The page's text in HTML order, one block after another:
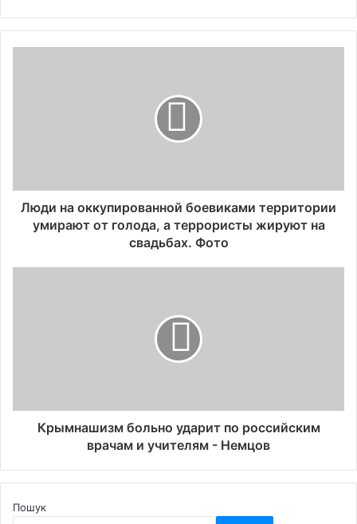
Люди на оккупированной боевиками территории
умирают от голода, а террористы жируют на
свадьбах. Фото
Крымнашизм больно ударит по российским
врачам и учителям - Немцов
Пошук